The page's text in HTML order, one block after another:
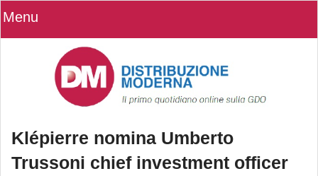
Menu
Klépierre nomina Umberto
Trussoni chief investment officer